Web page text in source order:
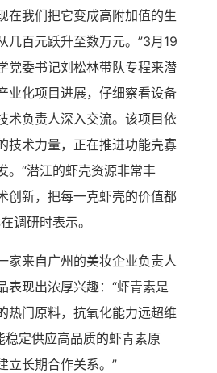
在我们把它变成高附加值的生
几百元跃升至数万元。”3月19
党委书记刘松林带队专程来潜
业化项目进展，仔细察看设备
术负责人深入交流。该项目依
技术力量，正在推进功能壳寡
。“潜江的虾壳资源非常丰
创新，把每一克虾壳的价值都
调研时表示。
家来自广州的美妆企业负责人
表现出浓厚兴趣：“虾青素是
热门原料，抗氧化能力远超维
稳定供应高品质的虾青素原
立长期合作关系。”